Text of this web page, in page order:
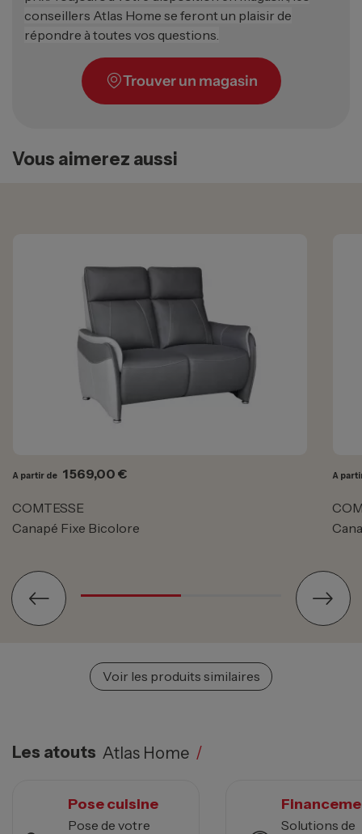
conseillers Atlas Home se feront un plaisir de
répondre à toutes vos questions.
Trouver un magasin
Vous aimerez aussi
A partir de Prix
1 569,00 €
COMTESSE
Canapé Fixe Bicolore
A
Voir les produits similaires
Les atouts Atlas Home /
Pose cuisine
Pose de votre
Solutions de